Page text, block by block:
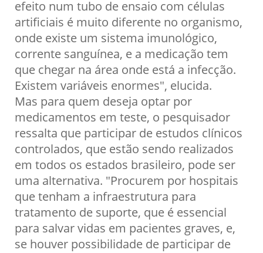
efeito num tubo de ensaio com células
artificiais é muito diferente no organismo,
onde existe um sistema imunológico,
corrente sanguínea, e a medicação tem
que chegar na área onde está a infecção.
Existem variáveis enormes", elucida.
Mas para quem deseja optar por
medicamentos em teste, o pesquisador
ressalta que participar de estudos clínicos
controlados, que estão sendo realizados
em todos os estados brasileiro, pode ser
uma alternativa. "Procurem por hospitais
que tenham a infraestrutura para
tratamento de suporte, que é essencial
para salvar vidas em pacientes graves, e,
se houver possibilidade de participar de